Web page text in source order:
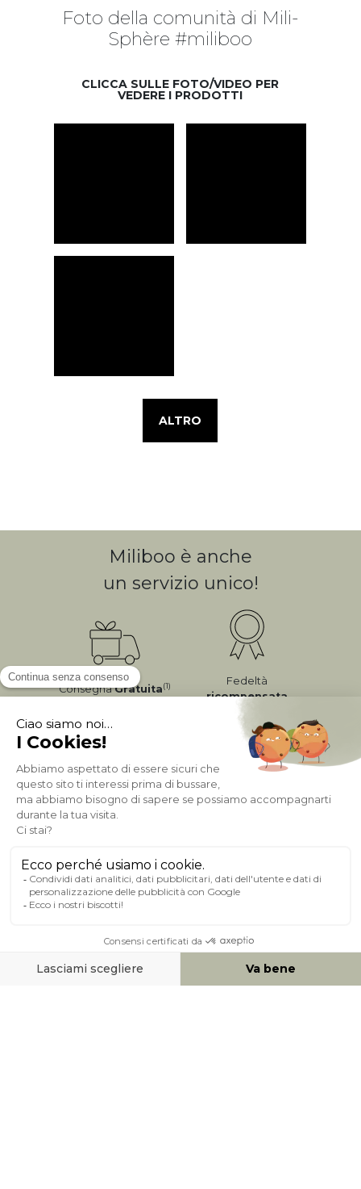
Foto della comunità di Mili-
Sphère #miliboo
CLICCA SULLE FOTO/VIDEO PER
VEDERE I PRODOTTI
ALTRO
Miliboo è anche
un servizio unico!
ConsegnaGratuita(1)
Fedeltà
ricompensata
Pagamento sicuro
A PROPOSITO DI MILIBOO
AIUTO & CONTATTO